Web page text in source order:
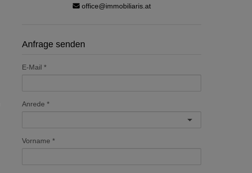
office@immobiliaris.at
Anfrage senden
E-Mail
Anrede
Vorname